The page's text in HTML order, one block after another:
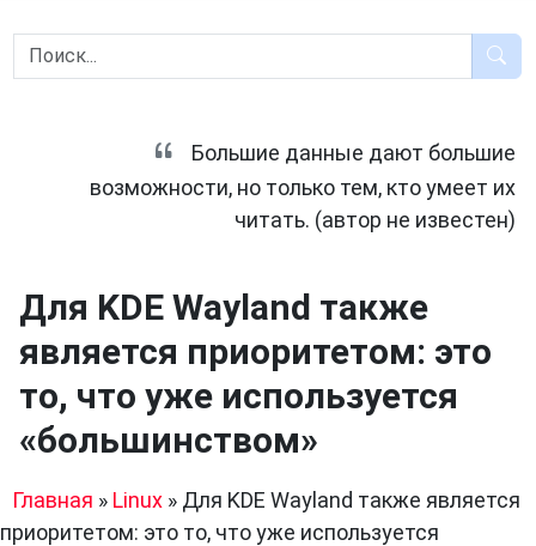
Большие данные дают большие
возможности, но только тем, кто умеет их
читать. (автор не известен)
Для KDE Wayland также
является приоритетом: это
то, что уже используется
«большинством»
Главная » Linux » Для KDE Wayland также является
приоритетом: это то, что уже используется